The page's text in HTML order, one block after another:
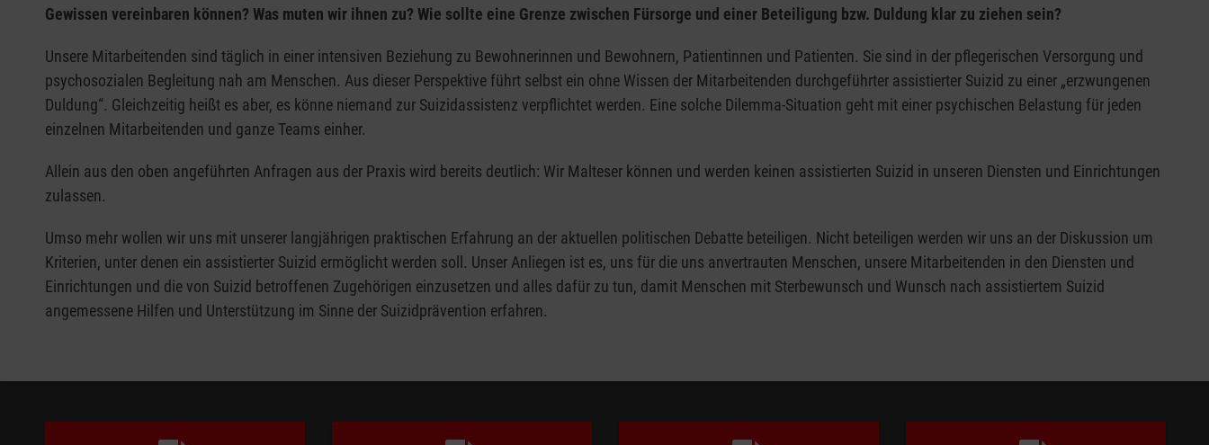
Gewissen vereinbaren können? Was muten wir ihnen zu? Wie sollte eine Grenze zwischen Fürsorge und einer Beteiligung bzw. Duldung klar zu ziehen sein?
Unsere Mitarbeitenden sind täglich in einer intensiven Beziehung zu Bewohnerinnen und Bewohnern, Patientinnen und Patienten. Sie sind in der pflegerischen Versorgung und
psychosozialen Begleitung nah am Menschen. Aus dieser Perspektive führt selbst ein ohne Wissen der Mitarbeitenden durchgeführter assistierter Suizid zu einer „erzwungenen
Duldung“. Gleichzeitig heißt es aber, es könne niemand zur Suizidassistenz verpflichtet werden. Eine solche Dilemma-Situation geht mit einer psychischen Belastung für jeden
einzelnen Mitarbeitenden und ganze Teams einher.
Allein aus den oben angeführten Anfragen aus der Praxis wird bereits deutlich: Wir Malteser können und werden keinen assistierten Suizid in unseren Diensten und Einrichtungen
zulassen.
Umso mehr wollen wir uns mit unserer langjährigen praktischen Erfahrung an der aktuellen politischen Debatte beteiligen. Nicht beteiligen werden wir uns an der Diskussion um
Kriterien, unter denen ein assistierter Suizid ermöglicht werden soll. Unser Anliegen ist es, uns für die uns anvertrauten Menschen, unsere Mitarbeitenden in den Diensten und
Einrichtungen und die von Suizid betroffenen Zugehörigen einzusetzen und alles dafür zu tun, damit Menschen mit Sterbewunsch und Wunsch nach assistiertem Suizid
angemessene Hilfen und Unterstützung im Sinne der Suizidprävention erfahren.